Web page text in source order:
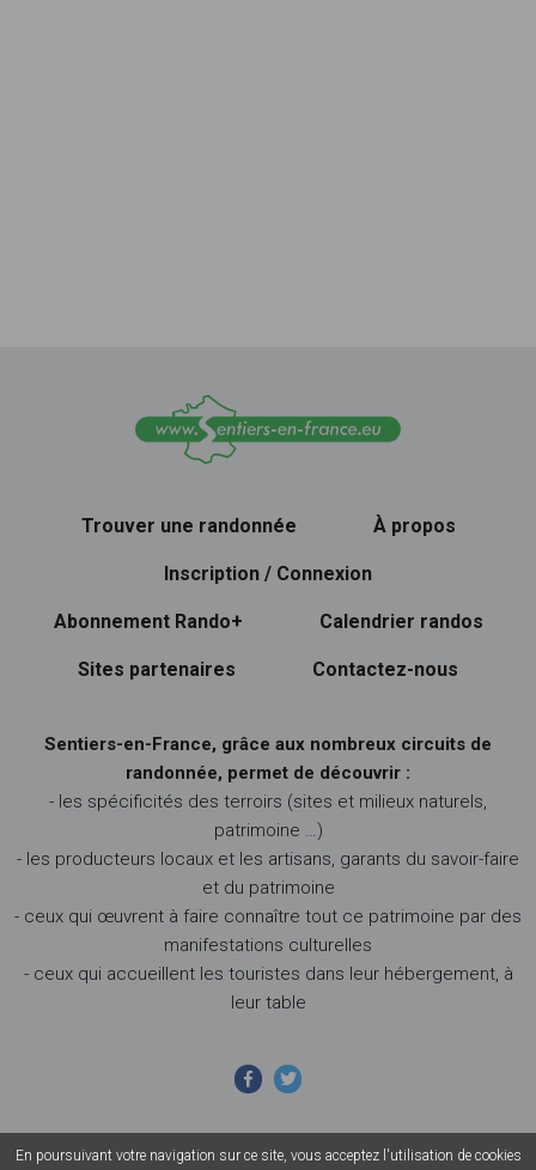
Trouver une randonnée À propos
Inscription / Connexion
Abonnement Rando+ Calendrier randos
Sites partenaires Contactez-nous
Sentiers-en-France, grâce aux nombreux circuits de
randonnée, permet de découvrir :
- les spécificités des terroirs (sites et milieux naturels,
patrimoine …)
- les producteurs locaux et les artisans, garants du savoir-faire
et du patrimoine
- ceux qui œuvrent à faire connaître tout ce patrimoine par des
manifestations culturelles
- ceux qui accueillent les touristes dans leur hébergement, à
leur table
En poursuivant votre navigation sur ce site, vous acceptez l'utilisation de cookies